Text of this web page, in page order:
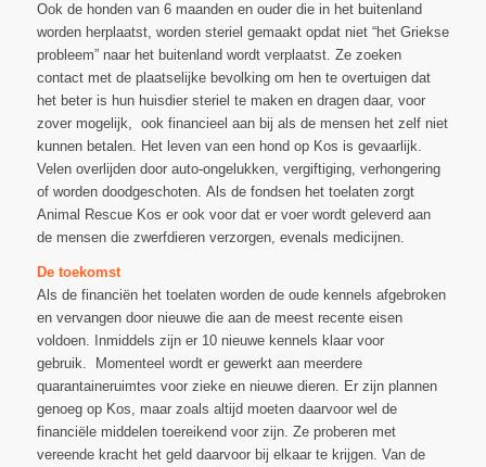
Ook de honden van 6 maanden en ouder die in het buitenland
worden herplaatst, worden steriel gemaakt opdat niet “het Griekse
probleem” naar het buitenland wordt verplaatst. Ze zoeken
contact met de plaatselijke bevolking om hen te overtuigen dat
het beter is hun huisdier steriel te maken en dragen daar, voor
zover mogelijk, ook financieel aan bij als de mensen het zelf niet
kunnen betalen. Het leven van een hond op Kos is gevaarlijk.
Velen overlijden door auto-ongelukken, vergiftiging, verhongering
of worden doodgeschoten. Als de fondsen het toelaten zorgt
Animal Rescue Kos er ook voor dat er voer wordt geleverd aan
de mensen die zwerfdieren verzorgen, evenals medicijnen.
De toekomst
Als de financiën het toelaten worden de oude kennels afgebroken
en vervangen door nieuwe die aan de meest recente eisen
voldoen. Inmiddels zijn er 10 nieuwe kennels klaar voor
gebruik. Momenteel wordt er gewerkt aan meerdere
quarantaineruimtes voor zieke en nieuwe dieren. Er zijn plannen
genoeg op Kos, maar zoals altijd moeten daarvoor wel de
financiële middelen toereikend voor zijn. Ze proberen met
vereende kracht het geld daarvoor bij elkaar te krijgen. Van de